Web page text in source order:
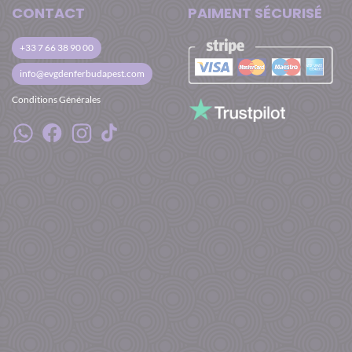
CONTACT
+33 7 66 38 90 00
info@evgdenferbudapest.com
Conditions Générales
PAIMENT SÉCURISÉ